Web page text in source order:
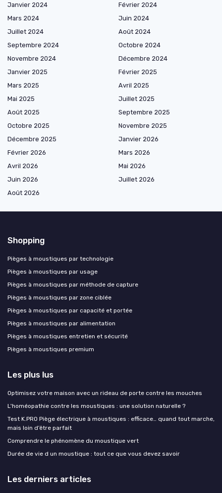
Janvier 2024
Février 2024
Mars 2024
Juin 2024
Juillet 2024
Août 2024
Septembre 2024
Octobre 2024
Novembre 2024
Décembre 2024
Janvier 2025
Février 2025
Mars 2025
Avril 2025
Mai 2025
Juillet 2025
Août 2025
Septembre 2025
Octobre 2025
Novembre 2025
Décembre 2025
Janvier 2026
Février 2026
Mars 2026
Avril 2026
Mai 2026
Juin 2026
Juillet 2026
Août 2026
Shopping
Pièges à moustiques par technologie
Pièges à moustiques par usage
Pièges à moustiques par méthode de capture
Pièges à moustiques par zone ciblée
Pièges à moustiques par capacité et portée
Pièges à moustiques par alimentation
Pièges à moustiques entretien et sécurité
Pièges à moustiques premium
Les plus lus
Optimisez votre maison avec un rideau de porte contre les mouches
L'homéopathie contre les moustiques : une solution naturelle ?
Test K.PRO Piège électrique à moustiques : efficace… quand tout marche,
mais loin d’être parfait
Comprendre le phénomène du moustique vert
Durée de vie d un moustique : tout ce que vous devez savoir
Les derniers articles